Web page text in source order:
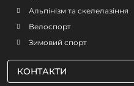
Альпінізм та скелелазіння
Велоспорт
Зимовий спорт
КОНТАКТИ